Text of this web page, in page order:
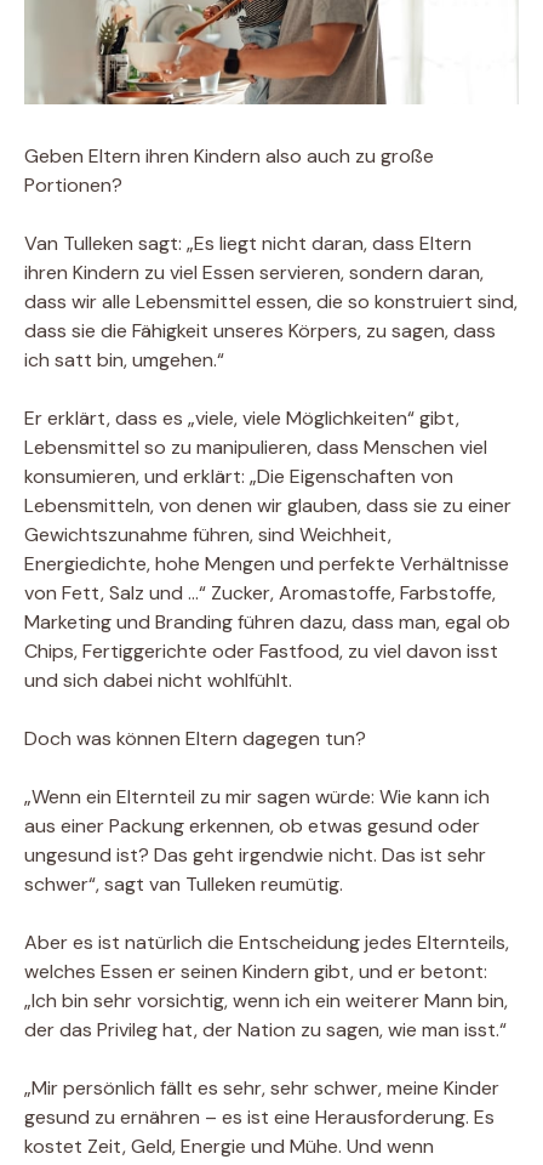
Geben Eltern ihren Kindern also auch zu große
Portionen?
Van Tulleken sagt: „Es liegt nicht daran, dass Eltern
ihren Kindern zu viel Essen servieren, sondern daran,
dass wir alle Lebensmittel essen, die so konstruiert sind,
dass sie die Fähigkeit unseres Körpers, zu sagen, dass
ich satt bin, umgehen.“
Er erklärt, dass es „viele, viele Möglichkeiten“ gibt,
Lebensmittel so zu manipulieren, dass Menschen viel
konsumieren, und erklärt: „Die Eigenschaften von
Lebensmitteln, von denen wir glauben, dass sie zu einer
Gewichtszunahme führen, sind Weichheit,
Energiedichte, hohe Mengen und perfekte Verhältnisse
von Fett, Salz und …“ Zucker, Aromastoffe, Farbstoffe,
Marketing und Branding führen dazu, dass man, egal ob
Chips, Fertiggerichte oder Fastfood, zu viel davon isst
und sich dabei nicht wohlfühlt.
Doch was können Eltern dagegen tun?
„Wenn ein Elternteil zu mir sagen würde: Wie kann ich
aus einer Packung erkennen, ob etwas gesund oder
ungesund ist? Das geht irgendwie nicht. Das ist sehr
schwer“, sagt van Tulleken reumütig.
Aber es ist natürlich die Entscheidung jedes Elternteils,
welches Essen er seinen Kindern gibt, und er betont:
„Ich bin sehr vorsichtig, wenn ich ein weiterer Mann bin,
der das Privileg hat, der Nation zu sagen, wie man isst.“
„Mir persönlich fällt es sehr, sehr schwer, meine Kinder
gesund zu ernähren – es ist eine Herausforderung. Es
kostet Zeit, Geld, Energie und Mühe. Und wenn